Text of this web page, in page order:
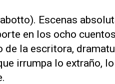
Escenas
en los ocho
de la escritora,
irrumpa lo extraño,